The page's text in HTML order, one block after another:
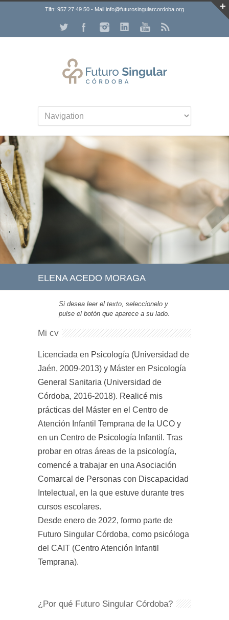
Tlfn: 957 27 49 50 - Mail info@futurosingularcordoba.org
ELENA ACEDO MORAGA
Si desea leer el texto, seleccionelo y
pulse el botón que aparece a su lado.
Mi cv
Licenciada en Psicología (Universidad de
Jaén, 2009-2013) y Máster en Psicología
General Sanitaria (Universidad de
Córdoba, 2016-2018). Realicé mis
prácticas del Máster en el Centro de
Atención Infantil Temprana de la UCO y
en un Centro de Psicología Infantil. Tras
probar en otras áreas de la psicología,
comencé a trabajar en una Asociación
Comarcal de Personas con Discapacidad
Intelectual, en la que estuve durante tres
cursos escolares.
Desde enero de 2022, formo parte de
Futuro Singular Córdoba, como psicóloga
del CAIT (Centro Atención Infantil
Temprana).
¿Por qué Futuro Singular Córdoba?